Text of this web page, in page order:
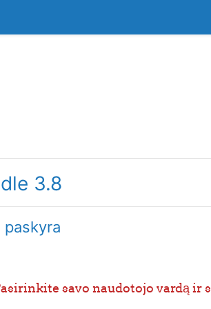
3.8
paskyra
savo naudotojo vardą ir